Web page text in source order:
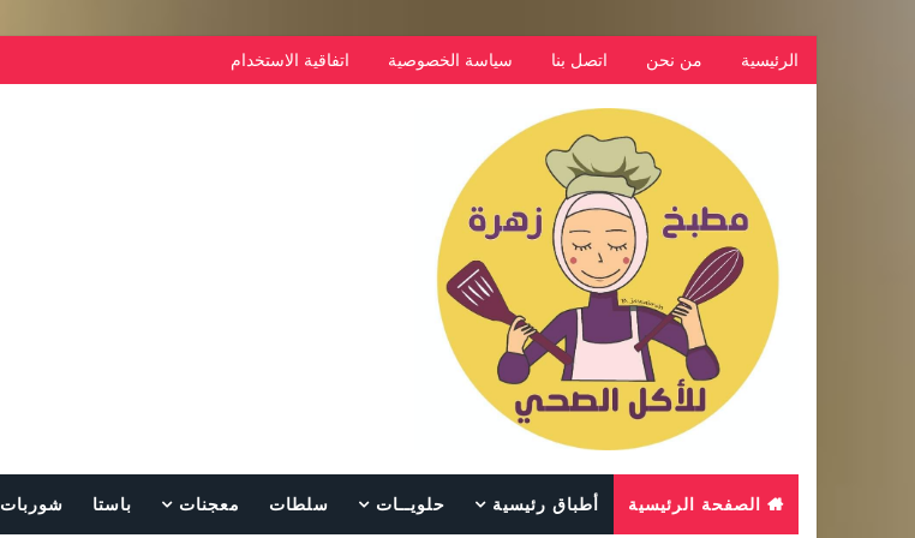
الرئيسية من نحن اتصل بنا سياسة الخصوصية اتفاقية الاستخدام
الصفحة الرئيسية أطباق رئيسية حلويــات سلطات معجنات باستا شوربات